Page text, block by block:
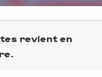
revient en